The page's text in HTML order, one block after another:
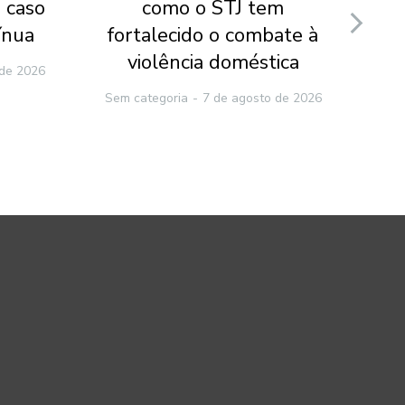
2026
como o STJ tem
fortalecido o combate à
violência doméstica
Sem categoria 7 de agosto de 2026